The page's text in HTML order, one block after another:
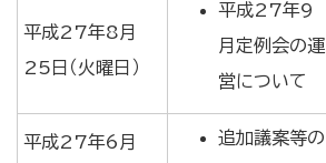
平成27年8月
25日（火曜日）
平成27年9
月定例会の運
営について
平成27年6月
追加議案等の